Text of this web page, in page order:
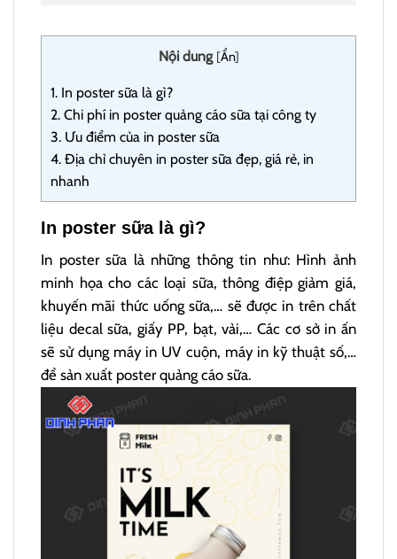
Nội dung [Ẩn]
1. In poster sữa là gì?
2. Chi phí in poster quảng cáo sữa tại công ty
3. Ưu điểm của in poster sữa
4. Địa chỉ chuyên in poster sữa đẹp, giá rẻ, in
nhanh
In poster sữa là gì?
In poster sữa là những thông tin như: Hình ảnh
minh họa cho các loại sữa, thông điệp giảm giá,
khuyến mãi thức uống sữa,… sẽ được in trên chất
liệu decal sữa, giấy PP, bạt, vải,… Các cơ sở in ấn
sẽ sử dụng máy in UV cuộn, máy in kỹ thuật số,…
để sản xuất poster quảng cáo sữa.